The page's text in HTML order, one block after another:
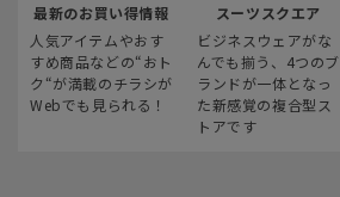
最新のお買い得情報
人気アイテムやおす
すめ商品などの“おト
ク“が満載のチラシが
Webでも見られる！
スーツスクエア
ビジネスウェアがな
んでも揃う、4つのブ
ランドが一体となっ
た新感覚の複合型ス
トアです